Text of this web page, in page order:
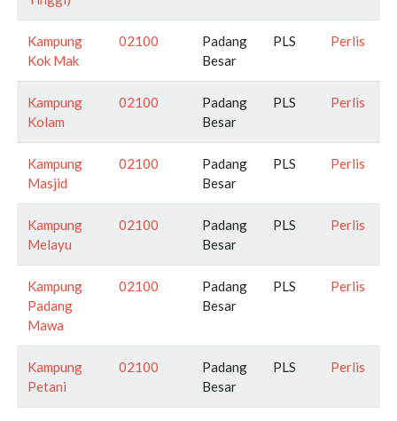
Kampung
Kok Mak
02100
Padang
Besar
PLS Perlis
Kampung
Kolam
02100
Padang
Besar
PLS Perlis
Kampung
Masjid
02100
Padang
Besar
PLS Perlis
Kampung
Melayu
02100
Padang
Besar
PLS Perlis
Kampung
Padang
Mawa
02100
Padang
Besar
PLS Perlis
Kampung
Petani
02100
Padang
Besar
PLS Perlis